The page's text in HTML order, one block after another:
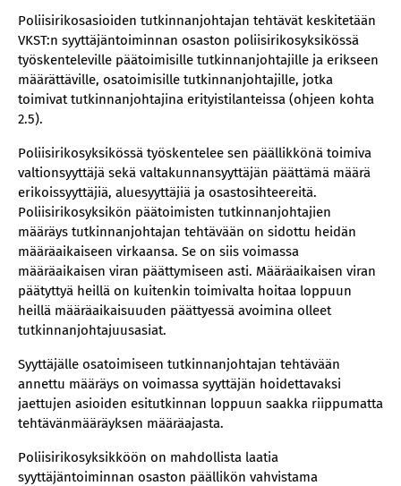
lopettaminen, rajoittaminen ja päättäminen,
huomautuksen antaminen sekä uudistettujen
tutkintapyyntöjen kirjaaminen ja käsittely
3 Yksikön syyttäjätutkinnanjohtajien käsiteltäväksi
määrätyt syyteasiat
määräytyminen
3.2 Syyteharkinnan tekevän syyttäjän
päätöksistä ilmoittaminen
4 Syyttäjän varallaolo poliisirikosasioiden
tutkinnanjohtajana ja kiireelliset toimet virka-ajan
ulkopuolella
5 Poliisirikosten syyttäjätutkinnanjohtajien
toiminnan laillisuuden valvonta
Poliisirikosasioiden tutkinnanjohtajan tehtävät keskitetään
VKST:n syyttäjäntoiminnan osaston poliisirikosyksikössä
työskenteleville päätoimisille tutkinnanjohtajille ja erikseen
määrättäville, osatoimisille tutkinnanjohtajille, jotka
toimivat tutkinnanjohtajina erityistilanteissa (ohjeen kohta
2.5).
Poliisirikosyksikössä työskentelee sen päällikkönä toimiva
valtionsyyttäjä sekä valtakunnansyyttäjän päättämä määrä
erikoissyyttäjiä, aluesyyttäjiä ja osastosihteereitä.
Poliisirikosyksikön päätoimisten tutkinnanjohtajien
määräys tutkinnanjohtajan tehtävään on sidottu heidän
määräaikaiseen virkaansa. Se on siis voimassa
määräaikaisen viran päättymiseen asti. Määräaikaisen viran
päätyttyä heillä on kuitenkin toimivalta hoitaa loppuun
heillä määräaikaisuuden päättyessä avoimina olleet
tutkinnanjohtajuusasiat.
Syyttäjälle osatoimiseen tutkinnanjohtajan tehtävään
annettu määräys on voimassa syyttäjän hoidettavaksi
jaettujen asioiden esitutkinnan loppuun saakka riippumatta
tehtävänmääräyksen määräajasta.
Poliisirikosyksikköön on mahdollista laatia
syyttäjäntoiminnan osaston päällikön vahvistama